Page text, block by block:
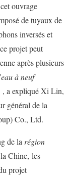
ouvrage
de tuyaux de
inversés et
projet peut
après plusieurs
à neuf
, a expliqué Xi Lin,
général de la
Co., Ltd.
de la région
Chine, les
projet